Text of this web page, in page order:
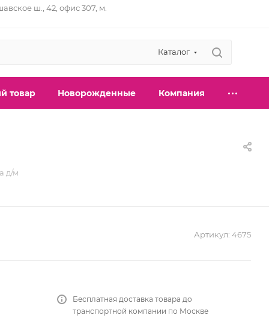
ш., 42, офис 307, м.
Каталог
товар Новорожденные Компания
д/м
Артикул: 4675
Бесплатная доставка товара до
транспортной компании по Москве